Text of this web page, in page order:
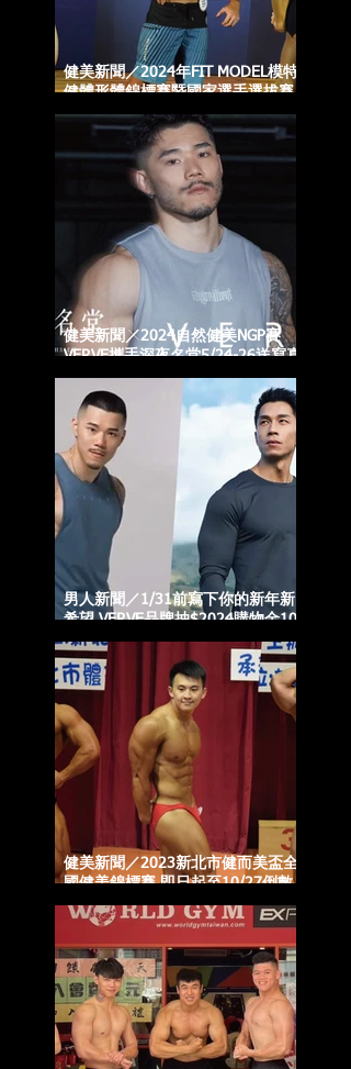
健美新聞／2024年FIT MODEL模特
健體形體錦標賽暨國家選手選拔賽
3/29前報名倒數中
健美新聞／2024自然健美NGP賽
VERVE攜手深夜名堂5/24-26送寫真
照
男人新聞／1/31前寫下你的新年新
希望 VERVE品牌抽$2024購物金10
名
健美新聞／2023新北市健而美盃全
國健美錦標賽 即日起至10/27倒數
報名中